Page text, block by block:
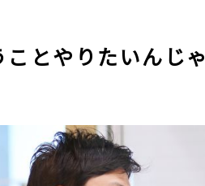
ことやりたいんじゃ